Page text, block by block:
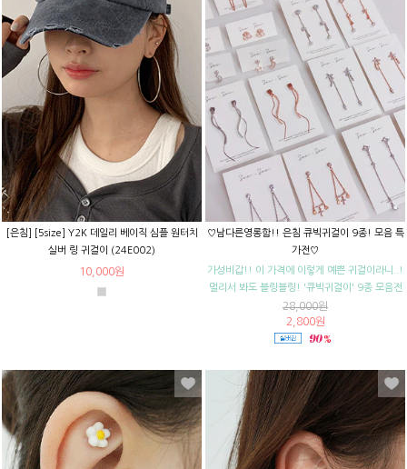
[은침] [5size] Y2K 데일리 베이직 심플 원터치
실버 링 귀걸이 (24E002)
10,000원
♡남다른영롱함!! 은침 큐빅귀걸이 9종! 모음 특
가전♡
가성비갑!! 이 가격에 이렇게 예쁜 귀걸이라니..!
멀리서 봐도 블링블링! '큐빅귀걸이' 9종 모음전
28,000원
2,800원